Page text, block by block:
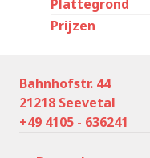
Plattegrond
Prijzen
Bahnhofstr. 44
21218 Seevetal
+49 4105 - 636241